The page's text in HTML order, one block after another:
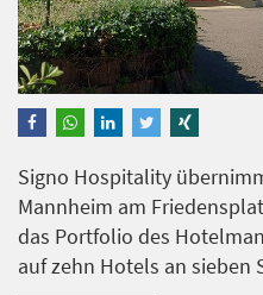
Signo Hospitality
Mannheim am
das Portfolio des
auf zehn Hotels an sieben